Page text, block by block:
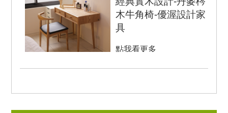
木牛角椅-優渥設計家
具
點我看更多
商品介紹:...